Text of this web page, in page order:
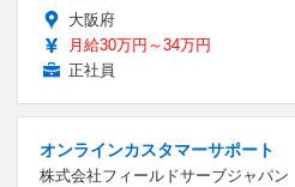
大阪府
月給30万円～34万円
正社員
オンラインカスタマーサポート
株式会社フィールドサーブジャパン